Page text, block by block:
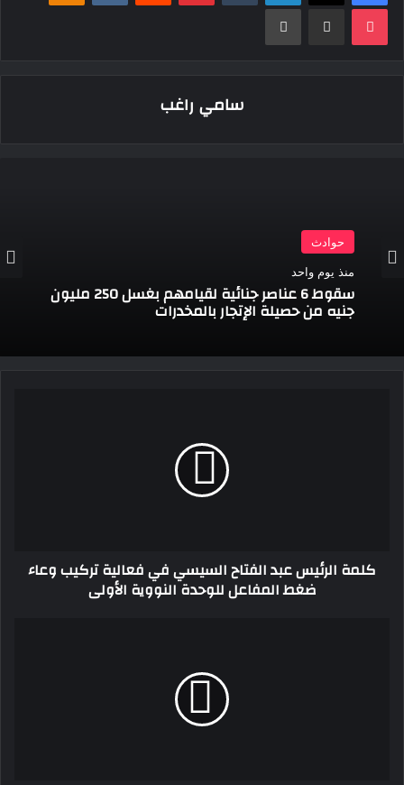
‫Pocket مشاركة عبر البريد طباعة
سامي راغب
حوادث
منذ يوم واحد
سقوط 6 عناصر جنائية لقيامهم بغسل 250 مليون
جنيه من حصيلة الإتجار بالمخدرات
ضغطكلمة الرئيس عبد الفتاح السيسي في فعالية تركيب وعاء
ضغط المفاعل للوحدة النووية الأولى